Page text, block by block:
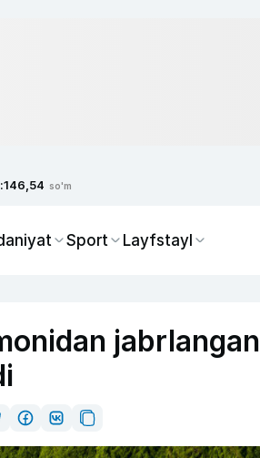
146,54 so'm
Sport Layfstayl
jabrlangan